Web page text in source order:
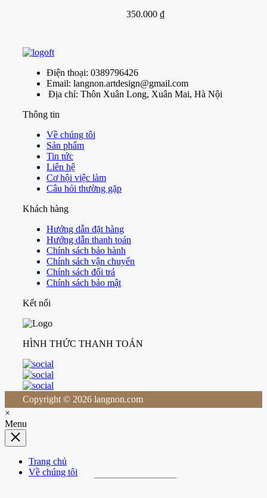
350.000 ₫
Điện thoại: 0389796426
Email: langnon.artdesign@gmail.com
Địa chỉ: Thôn Xuân Long, Xuân Mai, Hà Nội
Thông tin
Về chúng tôi
Sản phẩm
Tin tức
Liên hệ
Cơ hội việc làm
Câu hỏi thường gặp
Khách hàng
Hướng dẫn đặt hàng
Hướng dẫn thanh toán
Chính sách bảo hành
Chính sách vận chuyển
Chính sách đổi trả
Chính sách bảo mật
Kết nối
HÌNH THỨC THANH TOÁN
Copyright © 2026 langnon.com
×
Menu
Trang chủ
Về chúng tôi